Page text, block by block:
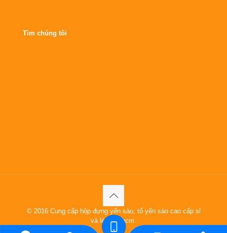
Tìm chúng tôi
© 2016 Cung cấp hộp đựng yến sào, tổ yến sào cao cấp sỉ
và lẻ tại tphcm.